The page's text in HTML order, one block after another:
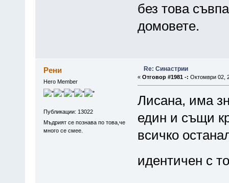
без това
домовете.
Рени
Hero Member
Публикации: 13022
Мъдрият се познава по това,че
много се смее.
Re: Синастрии
« Отговор #1981 -: Октомври 02,
Лисана, има
един и същи
всичко
идентичен с